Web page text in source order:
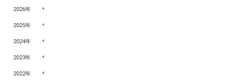
2026年
2025年
2024年
2023年
2022年